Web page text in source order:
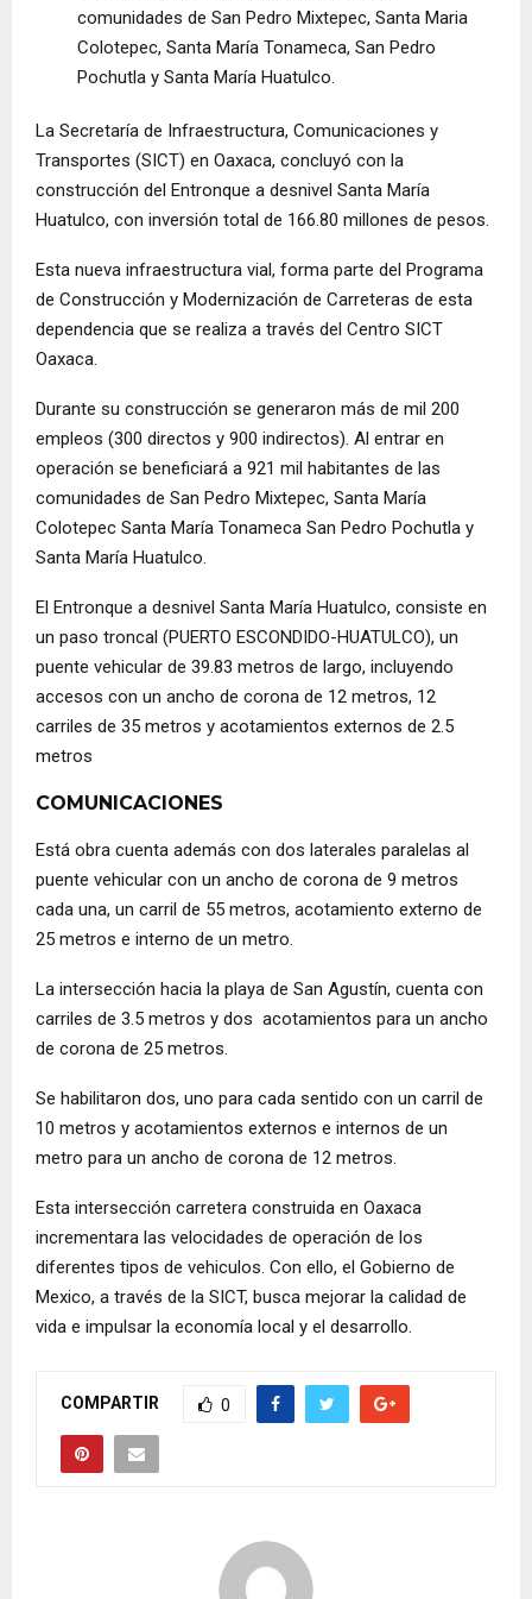
comunidades de San Pedro Mixtepec, Santa Maria
Colotepec, Santa María Tonameca, San Pedro
Pochutla y Santa María Huatulco.
La Secretaría de Infraestructura, Comunicaciones y
Transportes (SICT) en Oaxaca, concluyó con la
construcción del Entronque a desnivel Santa María
Huatulco, con inversión total de 166.80 millones de pesos.
Esta nueva infraestructura vial, forma parte del Programa
de Construcción y Modernización de Carreteras de esta
dependencia que se realiza a través del Centro SICT
Oaxaca.
Durante su construcción se generaron más de mil 200
empleos (300 directos y 900 indirectos). Al entrar en
operación se beneficiará a 921 mil habitantes de las
comunidades de San Pedro Mixtepec, Santa María
Colotepec Santa María Tonameca San Pedro Pochutla y
Santa María Huatulco.
El Entronque a desnivel Santa María Huatulco, consiste en
un paso troncal (PUERTO ESCONDIDO-HUATULCO), un
puente vehicular de 39.83 metros de largo, incluyendo
accesos con un ancho de corona de 12 metros, 12
carriles de 35 metros y acotamientos externos de 2.5
metros
COMUNICACIONES
Está obra cuenta además con dos laterales paralelas al
puente vehicular con un ancho de corona de 9 metros
cada una, un carril de 55 metros, acotamiento externo de
25 metros e interno de un metro.
La intersección hacia la playa de San Agustín, cuenta con
carriles de 3.5 metros y dos acotamientos para un ancho
de corona de 25 metros.
Se habilitaron dos, uno para cada sentido con un carril de
10 metros y acotamientos externos e internos de un
metro para un ancho de corona de 12 metros.
Esta intersección carretera construida en Oaxaca
incrementara las velocidades de operación de los
diferentes tipos de vehiculos. Con ello, el Gobierno de
Mexico, a través de la SICT, busca mejorar la calidad de
vida e impulsar la economía local y el desarrollo.
COMPARTIR 0